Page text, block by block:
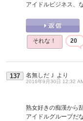
アイドルビジネス、
それな！ 20
137 名無しだＪ より
2016年9月30日 12:32
熟女好きの痴漢から
アイドルグループだ